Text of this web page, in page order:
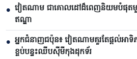
● វៀតណាម ជាគោលដៅដ៏ពេញនិយមបំផុតមួ
ឥណ្ឌា
● អ្នកជំនាញជប៉ុន៖ វៀតណាមគួរតែផ្តល់អា
ខ្ចប់បន្ទះឈីបស៊ីមីកុងដុកទ័រ